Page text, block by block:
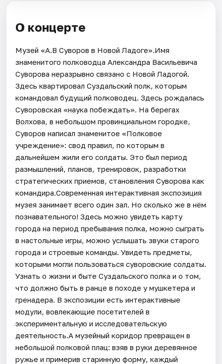
О концерте
Музей «А.В Суворов в Новой Ладоге».Имя
знаменитого полководца Александра Васильевича
Суворова неразрывно связано с Новой Ладогой.
Здесь квартировал Суздальский полк, которым
командовал будущий полководец. Здесь рождалась
Суворовская «наука побеждать». На берегах
Волхова, в небольшом провинциальном городке,
Суворов написал знаменитое «Полковое
учреждение»: свод правил, по которым в
дальнейшем жили его солдаты. Это был период
размышлений, планов, тренировок, разработки
стратегических приемов, становления Суворова как
командира.Современная интерактивная экспозиция
музея занимает всего один зал. Но сколько же в нём
познавательного! Здесь можно увидеть карту
города на период пребывания полка, можно сыграть
в настольные игры, можно услышать звуки старого
города и строевые команды. Увидеть предметы,
которыми могли пользоваться суворовские солдаты.
Узнать о жизни и быте Суздальского полка и о том,
что должно быть в ранце в походе у мушкетера и
гренадера. В экспозиции есть интерактивные
модули, вовлекающие посетителей в
экспериментальную и исследовательскую
деятельность.А музейный коридор превращен в
небольшой полковой плац: взяв в руки деревянное
ружье и примерив старинную форму, каждый